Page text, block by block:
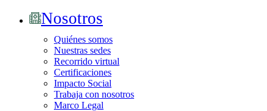
Nosotros
Quiénes somos
Nuestras sedes
Recorrido virtual
Certificaciones
Impacto Social
Trabaja con nosotros
Marco Legal